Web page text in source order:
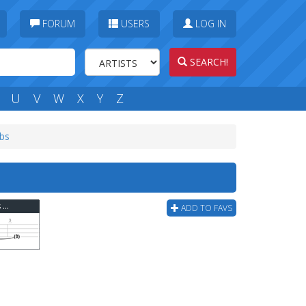
FORUM USERS LOG IN
SEARCH!
U V W X Y Z
ADD TO FAVS
Minus The Bear - This Ain't A Surfing Movie Bass Tab